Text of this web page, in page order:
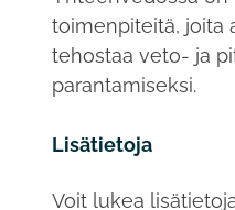
toimenpiteitä, joita
tehostaa veto- ja
parantamiseksi.
Lisätietoja
Voit lukea